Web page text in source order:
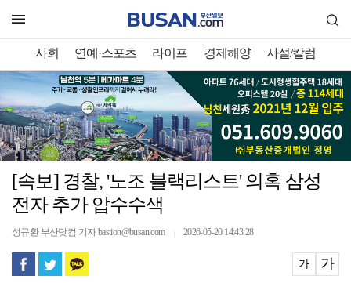
사회 연예·스포츠 라이프 경제해양 사설/칼럼
[속보] 경찰, '노조 블랙리스트' 의혹 삼성
전자 추가 압수수색
성규환 부산닷컴 기자 bastion@busan.com 2026-05-20 14:43:28
가 가